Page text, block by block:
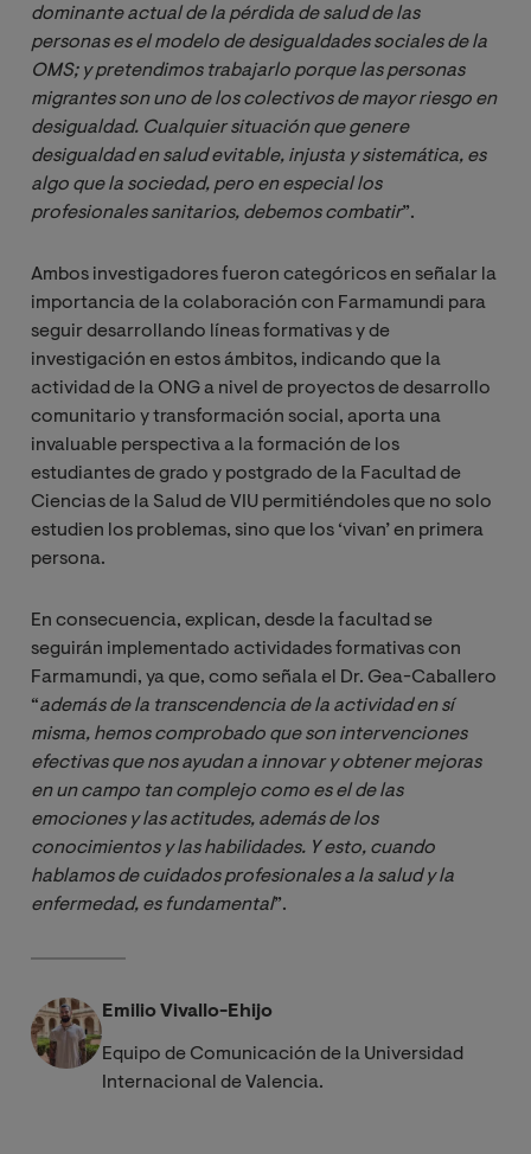
dominante actual de la pérdida de salud de las
personas es el modelo de desigualdades sociales de la
OMS; y pretendimos trabajarlo porque las personas
migrantes son uno de los colectivos de mayor riesgo en
desigualdad. Cualquier situación que genere
desigualdad en salud evitable, injusta y sistemática, es
algo que la sociedad, pero en especial los
profesionales sanitarios, debemos combatir”.
Ambos investigadores fueron categóricos en señalar la
importancia de la colaboración con Farmamundi para
seguir desarrollando líneas formativas y de
investigación en estos ámbitos, indicando que la
actividad de la ONG a nivel de proyectos de desarrollo
comunitario y transformación social, aporta una
invaluable perspectiva a la formación de los
estudiantes de grado y postgrado de la Facultad de
Ciencias de la Salud de VIU permitiéndoles que no solo
estudien los problemas, sino que los ‘vivan’ en primera
persona.
En consecuencia, explican, desde la facultad se
seguirán implementado actividades formativas con
Farmamundi, ya que, como señala el Dr. Gea-Caballero
“además de la transcendencia de la actividad en sí
misma, hemos comprobado que son intervenciones
efectivas que nos ayudan a innovar y obtener mejoras
en un campo tan complejo como es el de las
emociones y las actitudes, además de los
conocimientos y las habilidades. Y esto, cuando
hablamos de cuidados profesionales a la salud y la
enfermedad, es fundamental”.
Emilio Vivallo-Ehijo
Equipo de Comunicación de la Universidad
Internacional de Valencia.